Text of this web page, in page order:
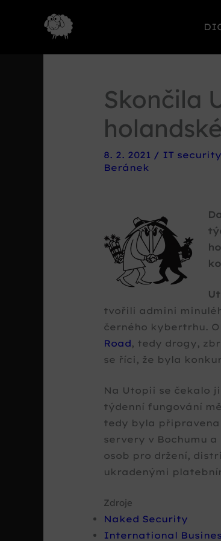
Skončila
8. 2. 2021 / IT security
Beránek
tvořili admini
černého kybertrhu.
Road, tedy drogy,
se říci, že byla
Na Utopii se čekalo
týdenní fungování
tedy byla
servery v Bochumu
osob pro držení,
ukradenými
Zdroje
Naked Security
International